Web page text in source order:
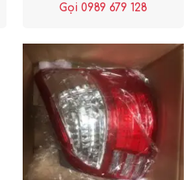
Gọi 0989 679 128